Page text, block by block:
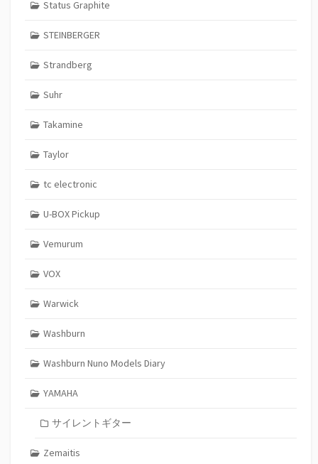
Status Graphite
STEINBERGER
Strandberg
Suhr
Takamine
Taylor
tc electronic
U-BOX Pickup
Vemurum
VOX
Warwick
Washburn
Washburn Nuno Models Diary
YAMAHA
サイレントギター
Zemaitis